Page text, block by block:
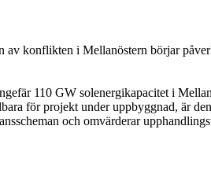
konflikten i Mellanöstern börjar
110 GW solenergikapacitet i
för projekt under uppbyggnad, är
och omvärderar